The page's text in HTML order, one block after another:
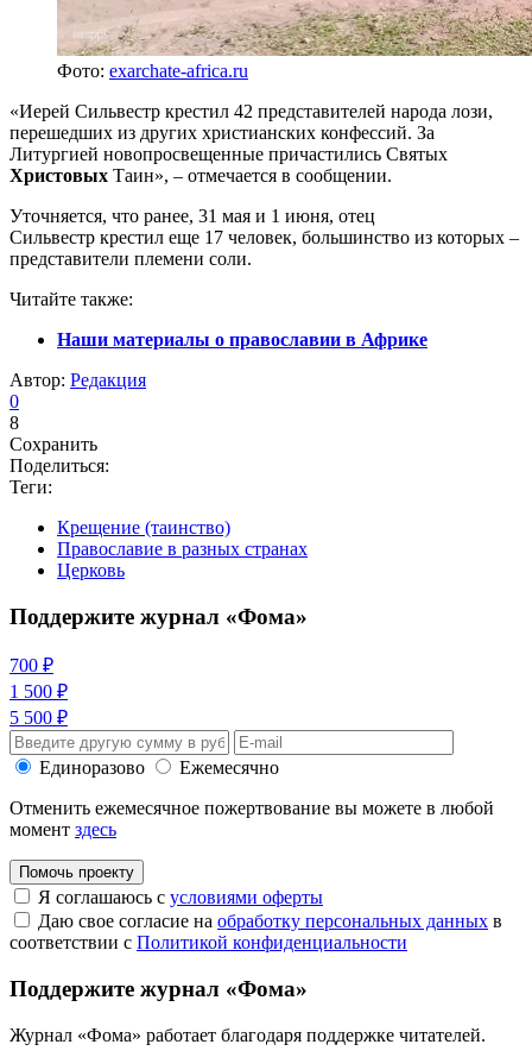
Фото: exarchate-africa.ru
«Иерей Сильвестр крестил 42 представителей народа лози,
перешедших из других христианских конфессий. За
Литургией новопросвещенные причастились Святых
Христовых Таин», – отмечается в сообщении.
Уточняется, что ранее, 31 мая и 1 июня, отец
Сильвестр крестил еще 17 человек, большинство из которых –
представители племени соли.
Читайте также:
Наши материалы о православии в Африке
Автор: Редакция
0
8
Сохранить
Поделиться:
Теги:
Крещение (таинство)
Православие в разных странах
Церковь
Поддержите журнал «Фома»
700 ₽
1 500 ₽
5 500 ₽
Единоразово
Ежемесячно
Отменить ежемесячное пожертвование вы можете в любой
момент здесь
Помочь проекту
Я соглашаюсь с условиями оферты
Даю свое согласие на обработку персональных данных в
соответствии с Политикой конфиденциальности
Поддержите журнал «Фома»
Журнал «Фома» работает благодаря поддержке читателей.